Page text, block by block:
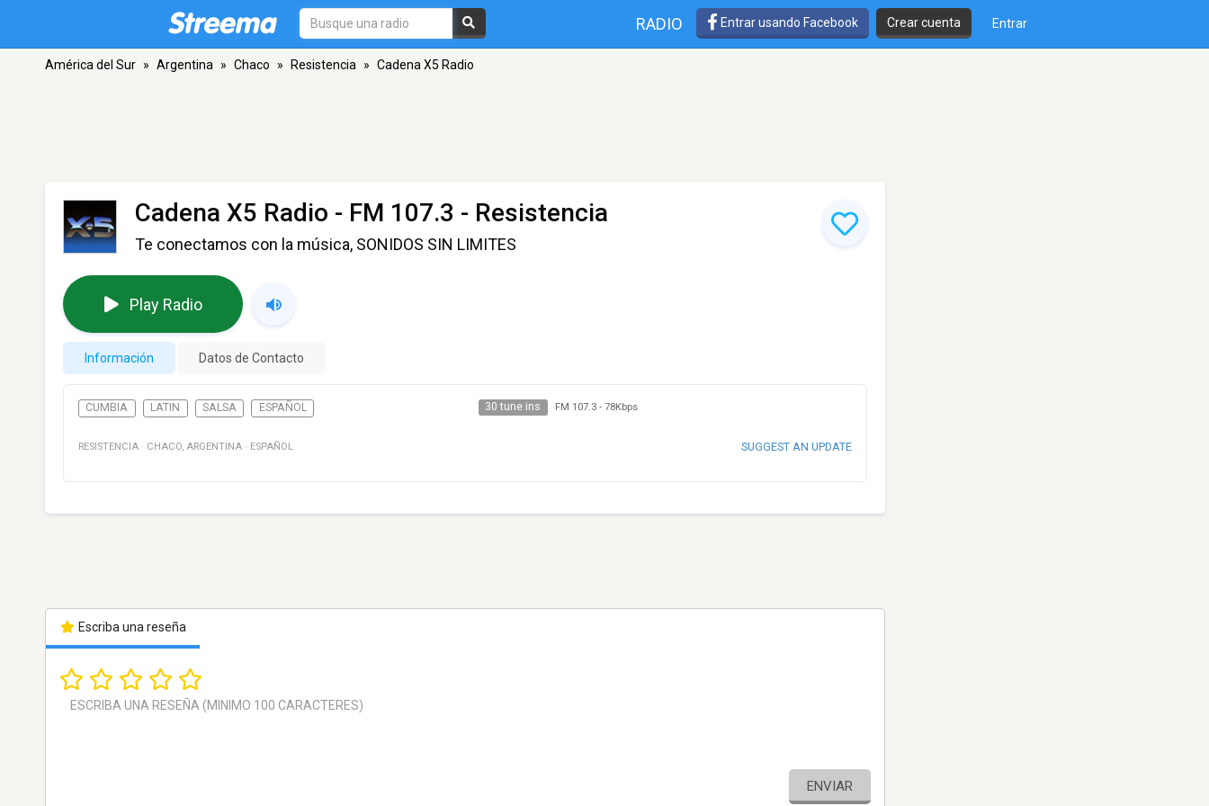
RADIO Entrar usando Facebook Crear cuenta Entrar
América del Sur » Argentina » Chaco » Resistencia » Cadena X5 Radio
Cadena X5 Radio - FM 107.3 - Resistencia
Te conectamos con la música, SONIDOS SIN LIMITES
Play Radio
Información Datos de Contacto
CUMBIA LATIN SALSA ESPAÑOL 30 tune ins FM 107.3- 78Kbps
RESISTENCIA · CHACO, ARGENTINA · ESPAÑOL SUGGEST AN UPDATE
Escriba una reseña
ENVIAR